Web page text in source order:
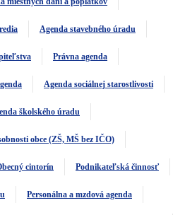
Agenda stavebného úradu
Právna agenda
Agenda sociálnej starostlivosti
školského úradu
obce (ZŠ, MŠ bez IČO)
cintorín Podnikateľská činnosť
Personálna a mzdová agenda